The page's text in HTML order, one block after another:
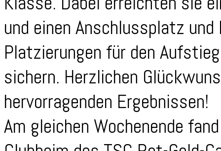
und einen Anschlussplatz
Platzierungen für den
sichern. Herzlichen
hervorragenden Ergebnissen!
Am gleichen Wochenende